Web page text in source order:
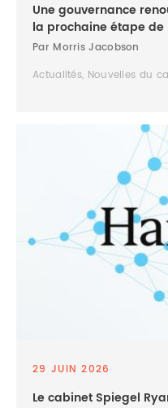
Une gouvernance
la prochaine étape
Par Morris Jacobson
Actualités, Nouvelles du
29 JUIN 2026
Le cabinet Spiegel